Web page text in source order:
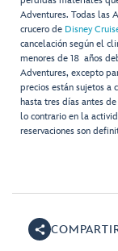
Adventures. Todas las
crucero de Disney
cancelación según el
menores de 18 años
Adventures, excepto
precios están sujetos a
hasta tres días antes
lo contrario en la
reservaciones son